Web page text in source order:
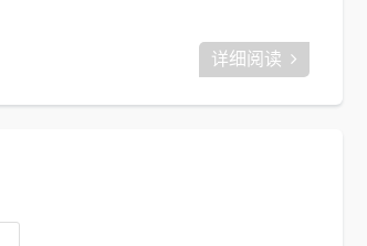
详细阅读